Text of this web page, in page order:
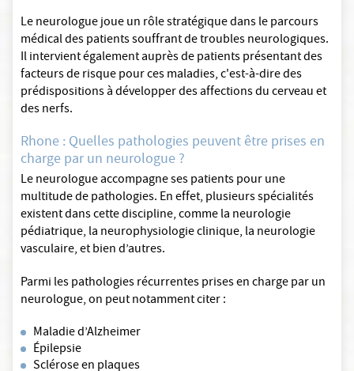
Le neurologue joue un rôle stratégique dans le parcours
médical des patients souffrant de troubles neurologiques.
Il intervient également auprès de patients présentant des
facteurs de risque pour ces maladies, c'est-à-dire des
prédispositions à développer des affections du cerveau et
des nerfs.
Rhone : Quelles pathologies peuvent être prises en
charge par un neurologue ?
Le neurologue accompagne ses patients pour une
multitude de pathologies. En effet, plusieurs spécialités
existent dans cette discipline, comme la neurologie
pédiatrique, la neurophysiologie clinique, la neurologie
vasculaire, et bien d’autres.
Parmi les pathologies récurrentes prises en charge par un
neurologue, on peut notamment citer :
Maladie d’Alzheimer
Épilepsie
Sclérose en plaques